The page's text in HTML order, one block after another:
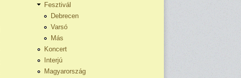
Fesztivál
Debrecen
Varsó
Más
Koncert
Interjú
Magyarország